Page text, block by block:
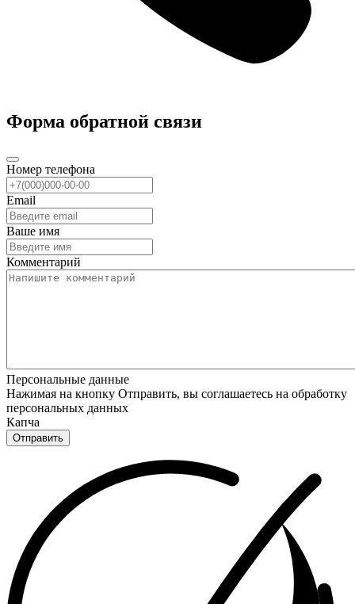
Форма обратной связи
Номер телефона
Email
Ваше имя
Комментарий
Персональные данные
Нажимая на кнопку Отправить, вы соглашаетесь на обработку
персональных данных
Капча
Отправить